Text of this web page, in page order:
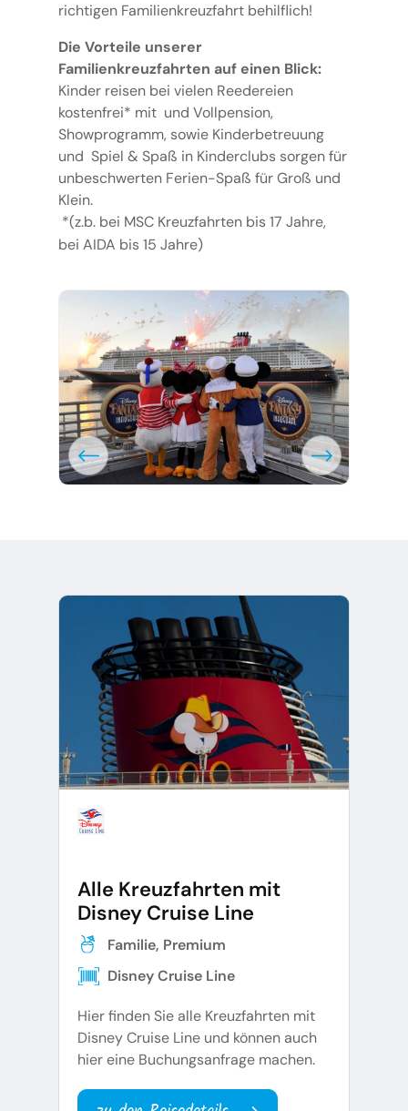
richtigen Familienkreuzfahrt behilflich!
Die Vorteile unserer
Familienkreuzfahrten auf einen Blick:
Kinder reisen bei vielen Reedereien
kostenfrei* mit und Vollpension,
Showprogramm, sowie Kinderbetreuung
und Spiel & Spaß in Kinderclubs sorgen für
unbeschwerten Ferien-Spaß für Groß und
Klein.
*(z.b. bei MSC Kreuzfahrten bis 17 Jahre,
bei AIDA bis 15 Jahre)
Alle Kreuzfahrten mit
Disney Cruise Line
Familie, Premium
Disney Cruise Line
Hier finden Sie alle Kreuzfahrten mit
Disney Cruise Line und können auch
hier eine Buchungsanfrage machen.